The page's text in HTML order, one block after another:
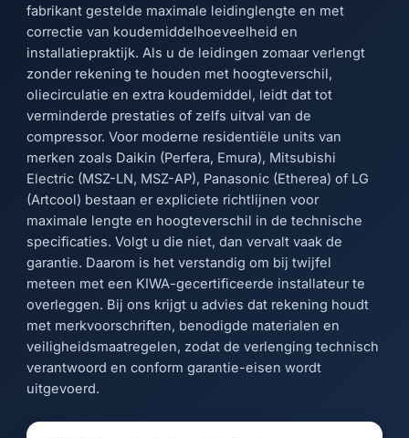
fabrikant gestelde maximale leidinglengte en met
correctie van koudemiddelhoeveelheid en
installatiepraktijk. Als u de leidingen zomaar verlengt
zonder rekening te houden met hoogteverschil,
oliecirculatie en extra koudemiddel, leidt dat tot
verminderde prestaties of zelfs uitval van de
compressor. Voor moderne residentiële units van
merken zoals Daikin (Perfera, Emura), Mitsubishi
Electric (MSZ-LN, MSZ-AP), Panasonic (Etherea) of LG
(Artcool) bestaan er expliciete richtlijnen voor
maximale lengte en hoogteverschil in de technische
specificaties. Volgt u die niet, dan vervalt vaak de
garantie. Daarom is het verstandig om bij twijfel
meteen met een KIWA-gecertificeerde installateur te
overleggen. Bij ons krijgt u advies dat rekening houdt
met merkvoorschriften, benodigde materialen en
veiligheidsmaatregelen, zodat de verlenging technisch
verantwoord en conform garantie-eisen wordt
uitgevoerd.